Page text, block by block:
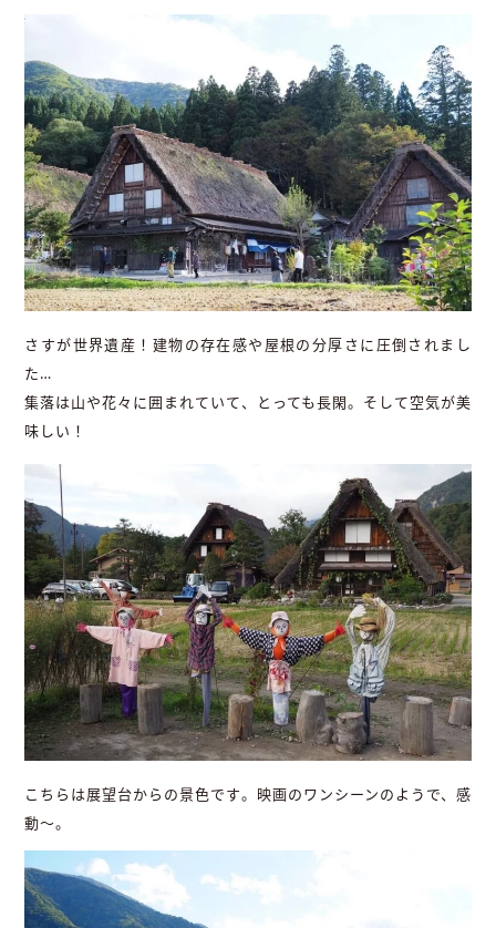
さすが世界遺産！建物の存在感や屋根の分厚さに圧倒されまし
た…
集落は山や花々に囲まれていて、とっても長閑。そして空気が美
味しい！
こちらは展望台からの景色です。映画のワンシーンのようで、感
動～。